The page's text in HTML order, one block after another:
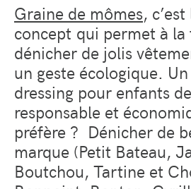
Graine de mômes,
concept qui permet à la
dénicher de jolis
un geste écologique.
dressing pour enfants
responsable et
préfère ? Dénicher de
marque (Petit Bateau,
Boutchou, Tartine et